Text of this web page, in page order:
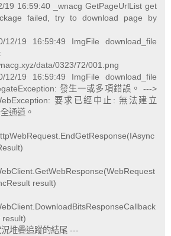
19 16:59:40 _wnacg GetPageUrlList get
failed, try to download page by
12/19 16:59:49 ImgFile download_file
data/0323/72/001.png
12/19 16:59:49 ImgFile download_file
發生一或多項錯誤。 --->
要求已經中止: 無法建立
通道。
result)
result)
堆疊追蹤的結尾 ---